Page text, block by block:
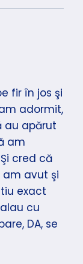
fir în jos şi
adormit,
au apărut
am
cred că
avut şi
exact
cu
DA, se